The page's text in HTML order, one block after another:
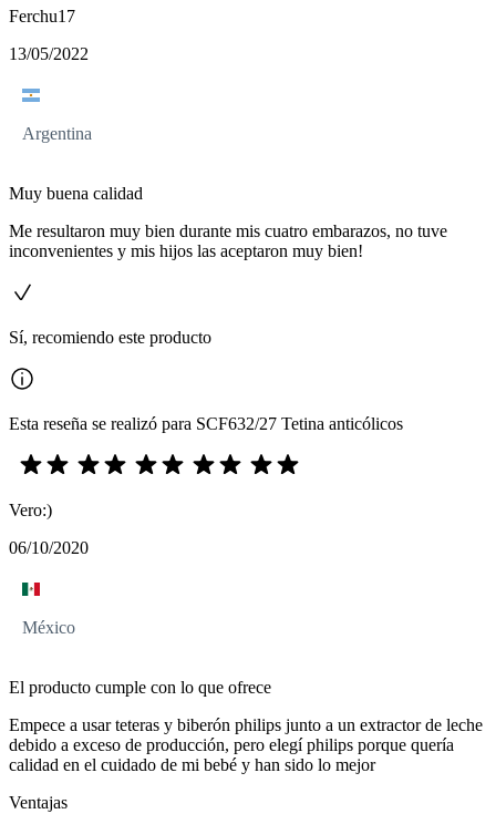
Ferchu17
13/05/2022
Argentina
Muy buena calidad
Me resultaron muy bien durante mis cuatro embarazos, no tuve
inconvenientes y mis hijos las aceptaron muy bien!
Sí, recomiendo este producto
Esta reseña se realizó para SCF632/27 Tetina anticólicos
Vero:)
06/10/2020
México
El producto cumple con lo que ofrece
Empece a usar teteras y biberón philips junto a un extractor de leche
debido a exceso de producción, pero elegí philips porque quería
calidad en el cuidado de mi bebé y han sido lo mejor
Ventajas